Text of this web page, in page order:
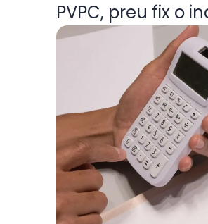
PVPC, preu fix o